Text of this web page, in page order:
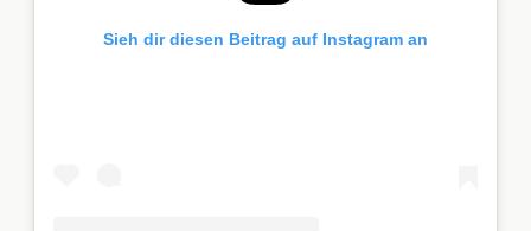
Sieh dir diesen Beitrag auf Instagram an